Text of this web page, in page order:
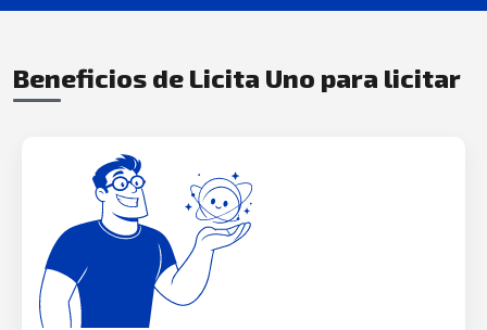
Beneficios de Licita Uno para licitar